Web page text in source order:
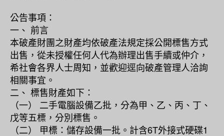
公告事項：
一、 前言
本破產財團之財產均依破產法規定採公開標售方式
出售，從未授權任何人代為辦理出售手續或仲介，
希社會各界人士周知，並歡迎逕向破產管理人洽詢
相關事宜。
二、 標售財產如下：
（一） 二手電腦設備乙批，分為甲、乙、丙、丁、
戊等五標，分別標售。
（二） 甲標：儲存設備一批。計含6T外接式硬碟1